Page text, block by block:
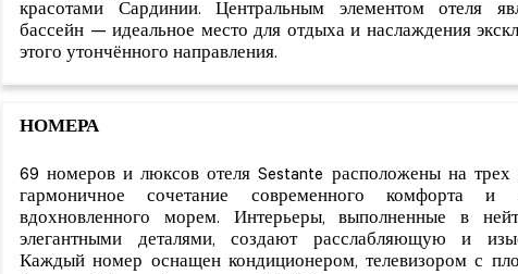
красотами Сардинии. Центральным элементом отеля
бассейн — идеальное место для отдыха и наслаждения
этого утончённого направления.
НОМЕРА
69 номеров и люксов отеля Sestante расположены на трех
гармоничное сочетание современного комфорта и
вдохновленного морем. Интерьеры, выполненные в
элегантными деталями, создают расслабляющую и
Каждый номер оснащен кондиционером, телевизором с